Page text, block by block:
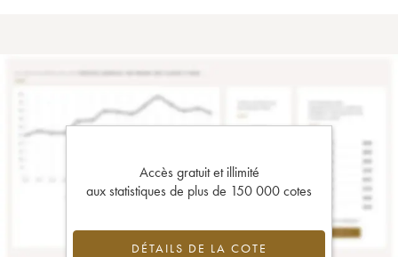
Accès gratuit et illimité
aux statistiques de plus de 150 000 cotes
DÉTAILS DE LA COTE